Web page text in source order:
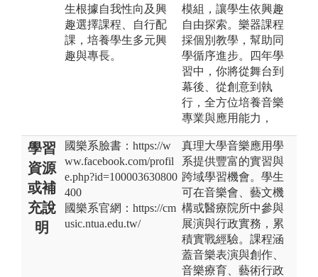
生根據自我性向及興
趣選擇課程、自行配
課，培養學生多元興
趣與專長。
模組，讓學生依興趣
自由探索。樂器課程
採個別教學，幫助同
學循序進步。四年學
習中，你將從舞台到
幕後、從創意到執
行，全方位培養音樂
專業與應用能力，
學習
資源
或補
充說
明
國樂系臉書：https://w
ww.facebook.com/profil
e.php?id=100003630800
400
國樂系官網：https://cm
usic.ntua.edu.tw/
真理大學音樂應用學
系提供豐富的實習與
跨域學習機會。學生
可在音樂會、藝文機
構或醫療院所中參與
展演與行政實務，累
積實戰經驗。課程涵
蓋音樂表演與創作、
音樂療育、藝術行政